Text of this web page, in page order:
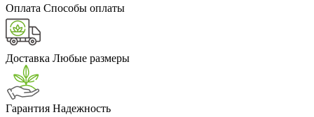
Оплата Способы оплаты
Доставка Любые размеры
Гарантия Надежность